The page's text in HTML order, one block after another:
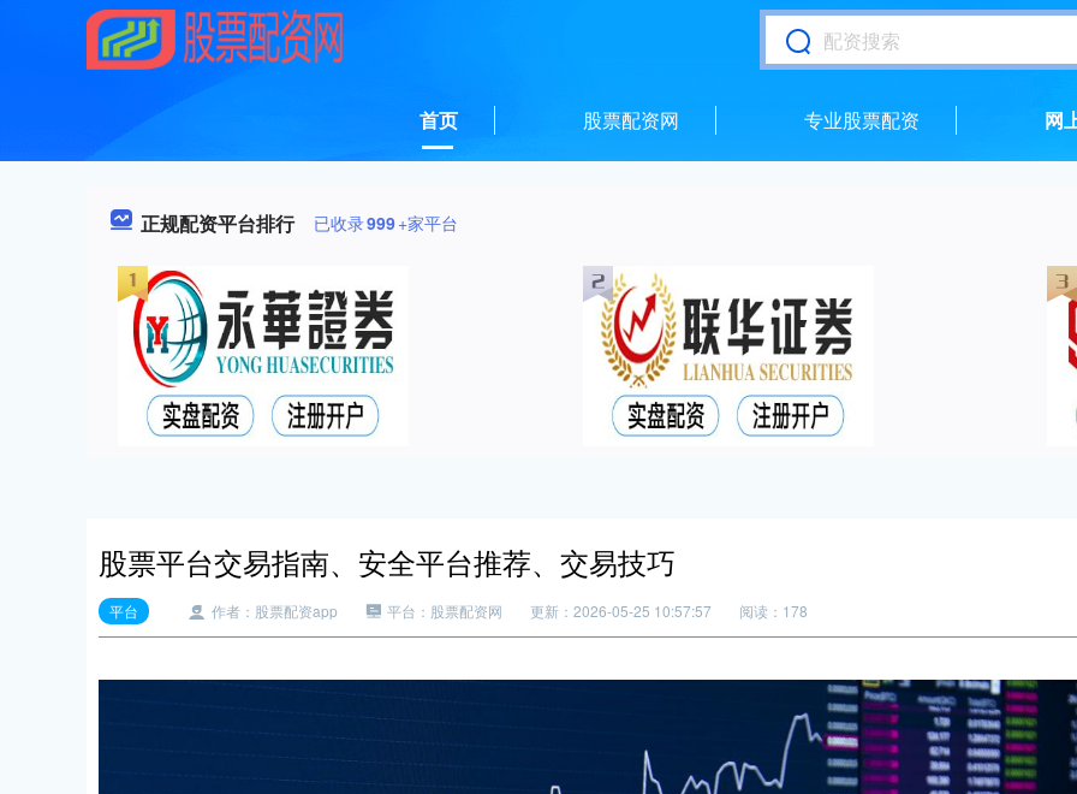
首页 股票配资网 专业股票配资 网
正规配资平台排行 已收录999+家平台
股票平台交易指南、安全平台推荐、交易技巧
平台 作者：股票配资app 平台：股票配资网 更新：2026-05-25 10:57:57 阅读：178